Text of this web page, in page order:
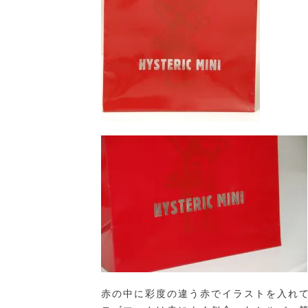
赤の中に彩度の違う赤でイラストを入れ